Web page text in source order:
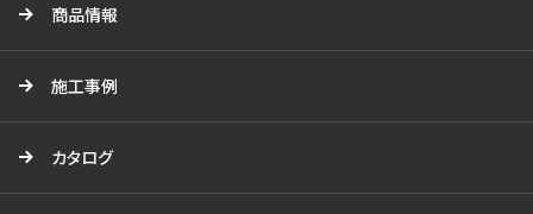
商品情報
施工事例
カタログ